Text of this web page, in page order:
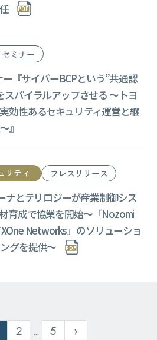
ミナー
『サイバーBCPという”共通認
パイラルアップさせる ～トヨ
効性あるセキュリティ運営と継
』
リティ プレスリリース
ナとテリロジーが産業制御シス
育成で協業を開始〜「Nozomi
Networks」のソリューショ
グを提供〜
2 ... 5 ›